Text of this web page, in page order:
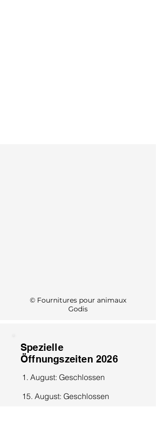
© Fournitures pour animaux
Godis
Spezielle
Öffnungszeiten 2026
1. August: Geschlossen
15. August: Geschlossen